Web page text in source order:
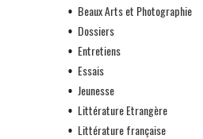
Beaux Arts et Photographie
Dossiers
Entretiens
Essais
Jeunesse
Littérature Etrangère
Littérature française